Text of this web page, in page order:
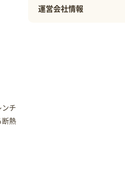
チ
断熱
運営会社情報